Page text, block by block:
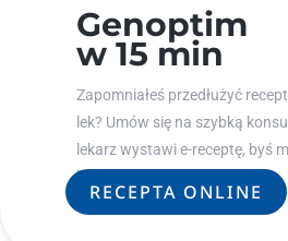
Genoptim
w 15 min
Zapomniałeś przedłużyć
lek? Umów się na szybką
lekarz wystawi e-receptę, byś
leczenie.
RECEPTA ONLINE